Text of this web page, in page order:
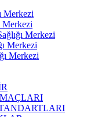
Merkezi
Merkezi
Merkezi
Merkezi
Merkezi